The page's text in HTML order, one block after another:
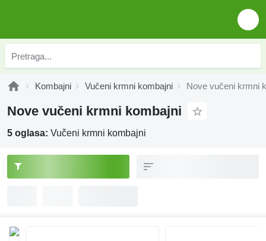
Kombajni Vučeni krmni kombajni Nove vučeni krmni
Nove vučeni krmni kombajni
5 oglasa: Vučeni krmni kombajni